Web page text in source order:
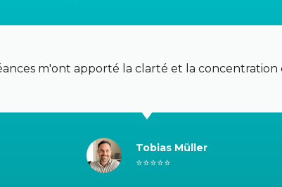
soigneusement sélectionnée pour renforcer votre
m'ont apporté la clarté et la
Tobias Müller
⭐⭐⭐⭐⭐